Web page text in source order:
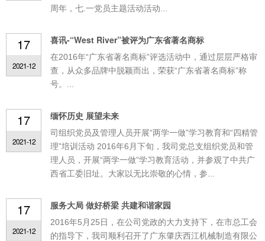
周年，七.一党员主题活动活动...
17
2021-12
喜讯-“West River”被评为广东省著名商标
在2016年“广东省著名商标”评选活动中，通过层层严格审
查，从众多品牌中脱颖而出，荣获“广东省著名商标”称
号。...
17
2021-12
缅怀历史 展望未来
司组织党员及管理人员开展“两学一做”学习教育和“四精管
理”培训活动 2016年6月下旬，我司党总支组织党员和管
理人员，开展“两学一做”学习教育活动，并参观了中共广
西省工委旧址。大家以无比崇敬的心情，参...
17
2021-12
服务大局 做好桥梁 共建和谐家园
2016年5月25日，在公司党政的大力支持下，在市总工会
的指导下，我司顺利召开了广东肇庆西江机械制造有限公